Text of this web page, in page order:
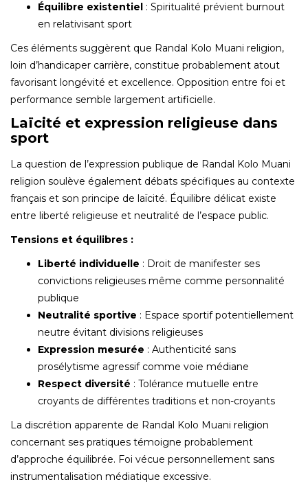
Équilibre existentiel : Spiritualité prévient burnout
en relativisant sport
Ces éléments suggèrent que Randal Kolo Muani religion,
loin d’handicaper carrière, constitue probablement atout
favorisant longévité et excellence. Opposition entre foi et
performance semble largement artificielle.
Laïcité et expression religieuse dans
sport
La question de l’expression publique de Randal Kolo Muani
religion soulève également débats spécifiques au contexte
français et son principe de laïcité. Équilibre délicat existe
entre liberté religieuse et neutralité de l’espace public.
Tensions et équilibres :
Liberté individuelle : Droit de manifester ses
convictions religieuses même comme personnalité
publique
Neutralité sportive : Espace sportif potentiellement
neutre évitant divisions religieuses
Expression mesurée : Authenticité sans
prosélytisme agressif comme voie médiane
Respect diversité : Tolérance mutuelle entre
croyants de différentes traditions et non-croyants
La discrétion apparente de Randal Kolo Muani religion
concernant ses pratiques témoigne probablement
d’approche équilibrée. Foi vécue personnellement sans
instrumentalisation médiatique excessive.